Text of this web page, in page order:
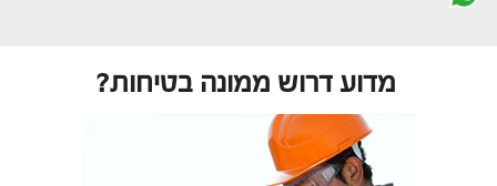
מדוע דרוש ממונה בטיחות?